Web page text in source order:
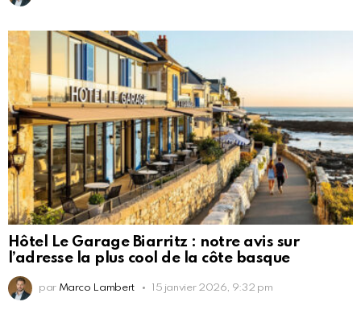
Hôtel Le Garage Biarritz : notre avis sur
l’adresse la plus cool de la côte basque
par Marco Lambert 15 janvier 2026, 9:32 pm